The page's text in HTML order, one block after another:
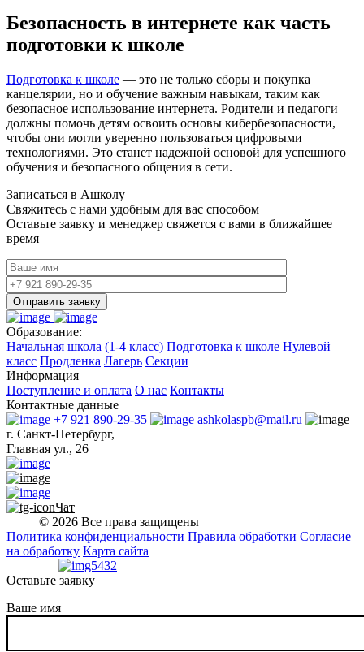
Безопасность в интернете как часть
подготовки к школе
Подготовка к школе — это не только сборы и покупка
канцелярии, но и обучение важным навыкам, таким как
безопасное использование интернета. Родители и педагоги
должны помочь детям освоить основы кибербезопасности,
чтобы они могли уверенно пользоваться цифровыми
технологиями. Это станет надежной основой для успешного
обучения и безопасного общения в сети.
Записаться в Ашколу
Свяжитесь с нами удобным для вас способом
Оставьте заявку и менеджер свяжется с вами в ближайшее
время
Отправить заявку
Образование:
Начальная школа (1-4 класс) Подготовка к школе Нулевой
класс Продленка Лагерь Секции
Информация
Поступление и оплата О нас Контакты
Контактные данные
+7 921 890-29-35
ashkolaspb@mail.ru
г. Санкт-Петербург,
Главная ул., 26
Чат
© 2026 Все права защищены
Политика конфиденциальности Правила обработки Согласие
на обработку Карта сайта
Оставьте заявку
Ваше имя